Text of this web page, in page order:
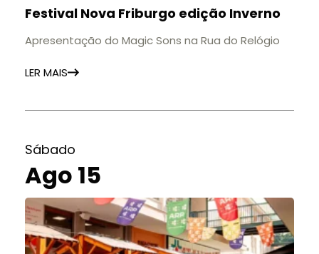
Festival Nova Friburgo edição Inverno
Apresentação do Magic Sons na Rua do Relógio
LER MAIS
Sábado
Ago 15